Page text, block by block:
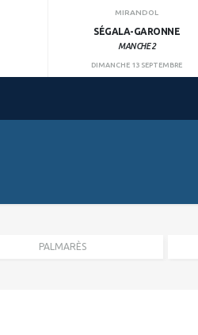
MIRANDOL
SÉGALA-GARONNE
MANCHE 2
DIMANCHE 13 SEPTEMBRE
PALMARÈS